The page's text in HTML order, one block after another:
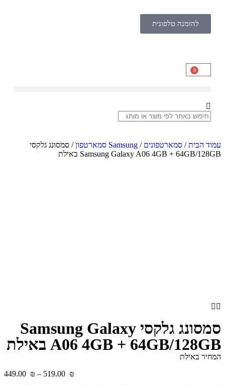
0
להזמנה טלפונית
עמוד הבית/ סמארטפונים / Samsung סמארטפון
/ סמסונג גלקסי
Samsung Galaxy A06 4GB + 64GB/128GB באילת
סמסונג גלקסי Samsung Galaxy
A06 4GB + 64GB/128GB באילת
המחיר באילת
‎449.00 ₪ – ‎519.00 ₪